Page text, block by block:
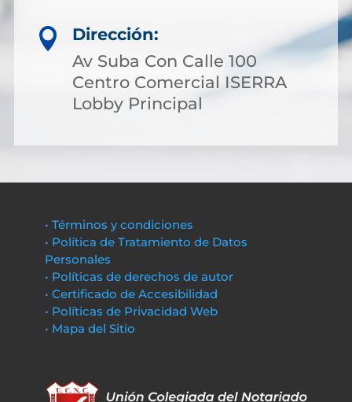

Dirección:
Av Suba Con Calle 100
Centro Comercial ISERRA
Lobby Principal
• Términos y condiciones
• Política de Tratamiento de Datos
Personales
• Políticas de derechos de autor
• Certificado de Accesibilidad
• Políticas de Privacidad Web
• Mapa del Sitio